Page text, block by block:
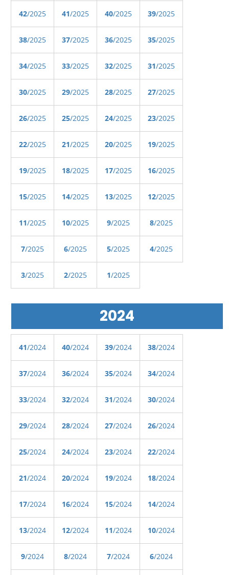
42/2025 41/2025 40/2025 39/2025
38/2025 37/2025 36/2025 35/2025
34/2025 33/2025 32/2025 31/2025
30/2025 29/2025 28/2025 27/2025
26/2025 25/2025 24/2025 23/2025
22/2025 21/2025 20/2025 19/2025
19/2025 18/2025 17/2025 16/2025
15/2025 14/2025 13/2025 12/2025
11/2025 10/2025 9/2025 8/2025
7/2025 6/2025 5/2025 4/2025
3/2025 2/2025 1/2025
2024
41/2024 40/2024 39/2024 38/2024
37/2024 36/2024 35/2024 34/2024
33/2024 32/2024 31/2024 30/2024
29/2024 28/2024 27/2024 26/2024
25/2024 24/2024 23/2024 22/2024
21/2024 20/2024 19/2024 18/2024
17/2024 16/2024 15/2024 14/2024
13/2024 12/2024 11/2024 10/2024
9/2024 8/2024 7/2024 6/2024